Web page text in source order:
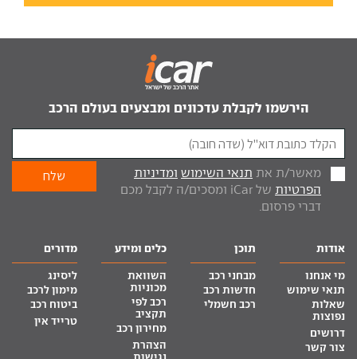
הירשמו לקבלת עדכונים ומבצעים בעולם הרכב
מאשר/ת את תנאי השימוש ומדיניות
הפרטיות
של iCar ומסכים/ה לקבל מכם
דברי פרסום.
אודות
מי אנחנו
תנאי שימוש
שאלות
נפוצות
דרושים
צור קשר
תוכן
מבחני רכב
חדשות רכב
רכב חשמלי
כלים ומידע
השוואת
מכוניות
רכב לפי
תקציב
מחירון רכב
הצהרת
מדורים
ליסינג
מימון לרכב
ביטוח רכב
טרייד אין